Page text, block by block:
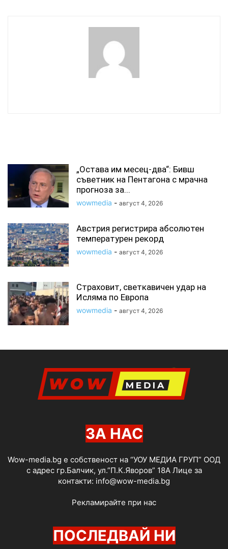
„Остава им месец-два“: Бивш
съветник на Пентагона с мрачна
прогноза за...
wowmedia - август 4, 2026
Австрия регистрира абсолютен
температурен рекорд
wowmedia - август 4, 2026
Страховит, светкавичен удар на
Исляма по Европа
wowmedia - август 4, 2026
ЗА НАС
Wow-media.bg е собственост на “УОУ МЕДИА ГРУП” ООД
с адрес гр.Балчик, ул.”П.К.Яворов” 18А Лице за
контакти: info@wow-media.bg
Рекламирайте при нас
ПОСЛЕДВАЙ НИ